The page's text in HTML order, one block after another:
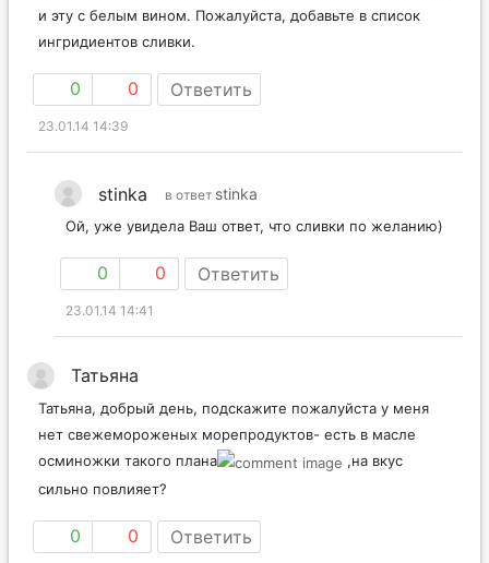
и эту с белым вином. Пожалуйста, добавьте в список
ингридиентов сливки.
0 0 Ответить
23.01.14 14:39
stinka в ответ stinka
Ой, уже увидела Ваш ответ, что сливки по желанию)
0 0 Ответить
23.01.14 14:41
Татьяна
Татьяна, добрый день, подскажите пожалуйста у меня
нет свежемороженых морепродуктов- есть в масле
осминожки такого плана
,на вкус
сильно повлияет?
0 0 Ответить